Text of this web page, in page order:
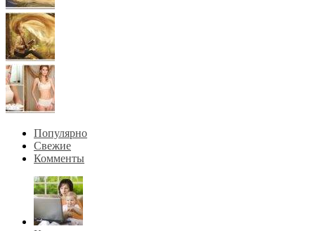
Популярно
Свежие
Комменты